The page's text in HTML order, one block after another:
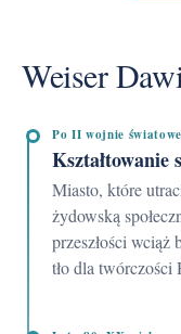
Weiser
Po II wojnie
Kształtowanie
Miasto, które utraciło swoją niemiecką tożsamość i
żydowską
przeszłości wciąż
tło dla twórczości